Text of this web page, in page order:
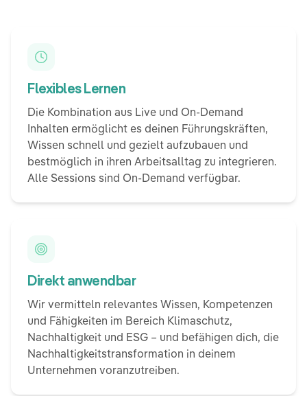
Flexibles Lernen
Die Kombination aus Live und On-Demand
Inhalten ermöglicht es deinen Führungskräften,
Wissen schnell und gezielt aufzubauen und
bestmöglich in ihren Arbeitsalltag zu integrieren.
Alle Sessions sind On-Demand verfügbar.
Direkt anwendbar
Wir vermitteln relevantes Wissen, Kompetenzen
und Fähigkeiten im Bereich Klimaschutz,
Nachhaltigkeit und ESG – und befähigen dich, die
Nachhaltigkeitstransformation in deinem
Unternehmen voranzutreiben.